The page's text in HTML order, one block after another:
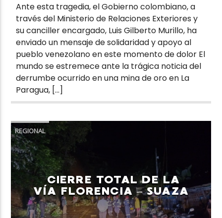
Ante esta tragedia, el Gobierno colombiano, a
través del Ministerio de Relaciones Exteriores y
su canciller encargado, Luis Gilberto Murillo, ha
enviado un mensaje de solidaridad y apoyo al
pueblo venezolano en este momento de dolor El
mundo se estremece ante la trágica noticia del
derrumbe ocurrido en una mina de oro en La
Paragua, […]
REGIONAL
CIERRE TOTAL DE LA
VÍA FLORENCIA – SUAZA